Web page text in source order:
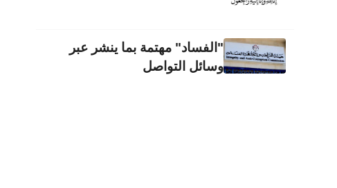
"الفساد" مهتمة بما ينشر عبر
وسائل التواصل